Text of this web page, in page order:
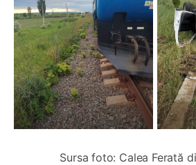
Sursa foto: Calea Ferată